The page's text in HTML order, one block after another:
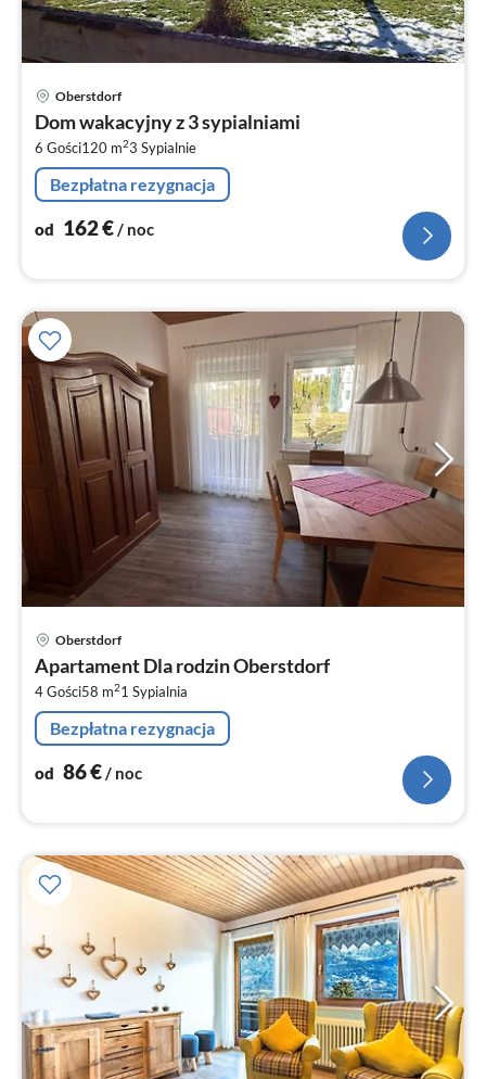
Oberstdorf
Dom wakacyjny z 3 sypialniami
6 Gości120 m23 Sypialnie
Bezpłatna rezygnacja
od 162€ / noc
Oberstdorf
Apartament Dla rodzin Oberstdorf
4 Gości58 m21 Sypialnia
Bezpłatna rezygnacja
od 86€/ noc